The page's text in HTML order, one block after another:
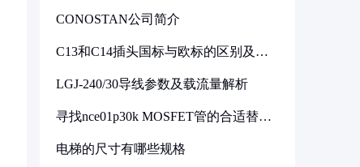
CONOSTAN公司简介
C13和C14插头国标与欧标的区别及其
LGJ-240/30导线参数及载流量解析
寻找nce01p30k MOSFET管的合适替代
电梯的尺寸有哪些规格